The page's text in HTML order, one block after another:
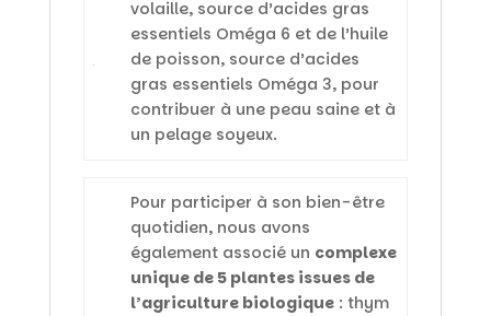
volaille, source d’acides gras
essentiels Oméga 6 et de l’huile
de poisson, source d’acides
gras essentiels Oméga 3, pour
contribuer à une peau saine et à
un pelage soyeux.
Pour participer à son bien-être
quotidien, nous avons
également associé un complexe
unique de 5 plantes issues de
l’agriculture biologique : thym